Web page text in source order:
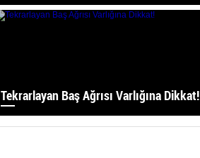
Tekrarlayan Baş Ağrısı Varlığına Dikkat!